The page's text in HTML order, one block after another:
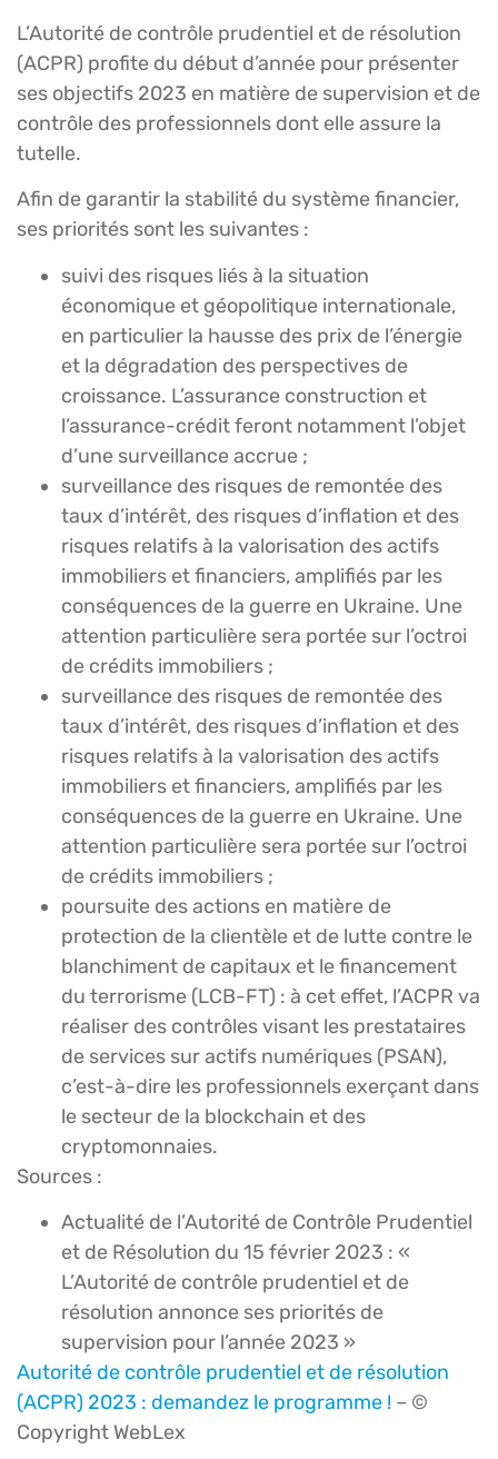
L’Autorité de contrôle prudentiel et de résolution
(ACPR) profite du début d’année pour présenter
ses objectifs 2023 en matière de supervision et de
contrôle des professionnels dont elle assure la
tutelle.
Afin de garantir la stabilité du système financier,
ses priorités sont les suivantes :
suivi des risques liés à la situation
économique et géopolitique internationale,
en particulier la hausse des prix de l’énergie
et la dégradation des perspectives de
croissance. L’assurance construction et
l’assurance-crédit feront notamment l’objet
d’une surveillance accrue ;
surveillance des risques de remontée des
taux d’intérêt, des risques d’inflation et des
risques relatifs à la valorisation des actifs
immobiliers et financiers, amplifiés par les
conséquences de la guerre en Ukraine. Une
attention particulière sera portée sur l’octroi
de crédits immobiliers ;
surveillance des risques de remontée des
taux d’intérêt, des risques d’inflation et des
risques relatifs à la valorisation des actifs
immobiliers et financiers, amplifiés par les
conséquences de la guerre en Ukraine. Une
attention particulière sera portée sur l’octroi
de crédits immobiliers ;
poursuite des actions en matière de
protection de la clientèle et de lutte contre le
blanchiment de capitaux et le financement
du terrorisme (LCB-FT) : à cet effet, l’ACPR va
réaliser des contrôles visant les prestataires
de services sur actifs numériques (PSAN),
c’est-à-dire les professionnels exerçant dans
le secteur de la blockchain et des
cryptomonnaies.
Sources :
Actualité de l’Autorité de Contrôle Prudentiel
et de Résolution du 15 février 2023 : «
L’Autorité de contrôle prudentiel et de
résolution annonce ses priorités de
supervision pour l’année 2023 »
Autorité de contrôle prudentiel et de résolution
(ACPR) 2023 : demandez le programme ! – ©
Copyright WebLex